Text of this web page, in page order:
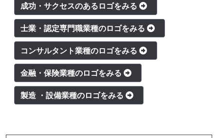
成功・サクセスのあるロゴをみる
士業・認定専門職業種のロゴをみる
コンサルタント業種のロゴをみる
金融・保険業種のロゴをみる
製造 ・設備業種のロゴをみる